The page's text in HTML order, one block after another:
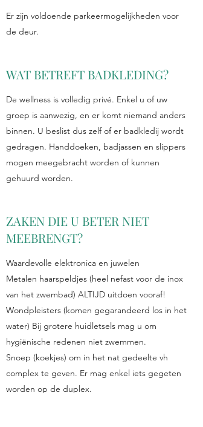
Er zijn voldoende parkeermogelijkheden voor
de deur.
WAT BETREFT BADKLEDING?
De wellness is volledig privé. Enkel u of uw
groep is aanwezig, en er komt niemand anders
binnen. U beslist dus zelf of er badkledij wordt
gedragen. Handdoeken, badjassen en slippers
mogen meegebracht worden of kunnen
gehuurd worden.
ZAKEN DIE U BETER NIET
MEEBRENGT?
Waardevolle elektronica en juwelen
Metalen haarspeldjes (heel nefast voor de inox
van het zwembad) ALTIJD uitdoen vooraf!
Wondpleisters (komen gegarandeerd los in het
water) Bij grotere huidletsels mag u om
hygiënische redenen niet zwemmen.
Snoep (koekjes) om in het nat gedeelte vh
complex te geven. Er mag enkel iets gegeten
worden op de duplex.